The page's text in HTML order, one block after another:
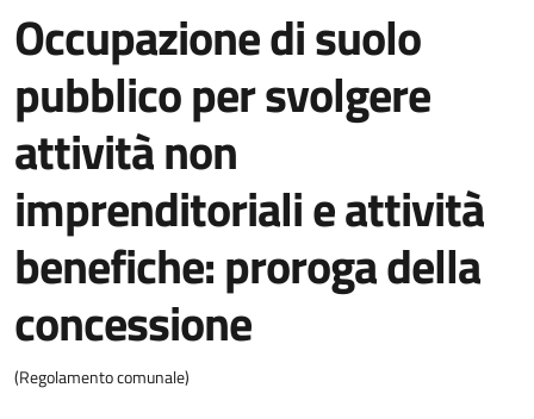
Occupazione di suolo
pubblico per svolgere
attività non
imprenditoriali e attività
benefiche: proroga della
concessione
(Regolamento comunale)